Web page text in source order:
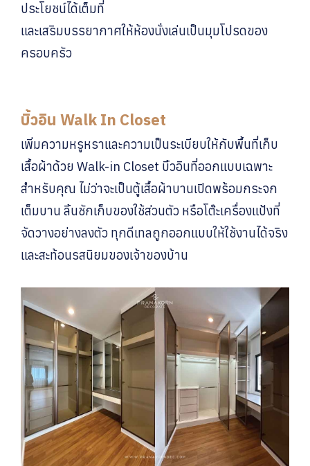
ประโยชน์ได้เต็มที่
และเสริมบรรยากาศให้ห้องนั่งเล่นเป็นมุมโปรดของ
ครอบครัว
บิ้วอิน Walk In Closet
เพิ่มความหรูหราและความเป็นระเบียบให้กับพื้นที่เก็บ
เสื้อผ้าด้วย Walk-in Closet บิ้วอินที่ออกแบบเฉพาะ
สำหรับคุณ ไม่ว่าจะเป็นตู้เสื้อผ้าบานเปิดพร้อมกระจก
เต็มบาน ลิ้นชักเก็บของใช้ส่วนตัว หรือโต๊ะเครื่องแป้งที่
จัดวางอย่างลงตัว ทุกดีเทลถูกออกแบบให้ใช้งานได้จริง
และสะท้อนรสนิยมของเจ้าของบ้าน